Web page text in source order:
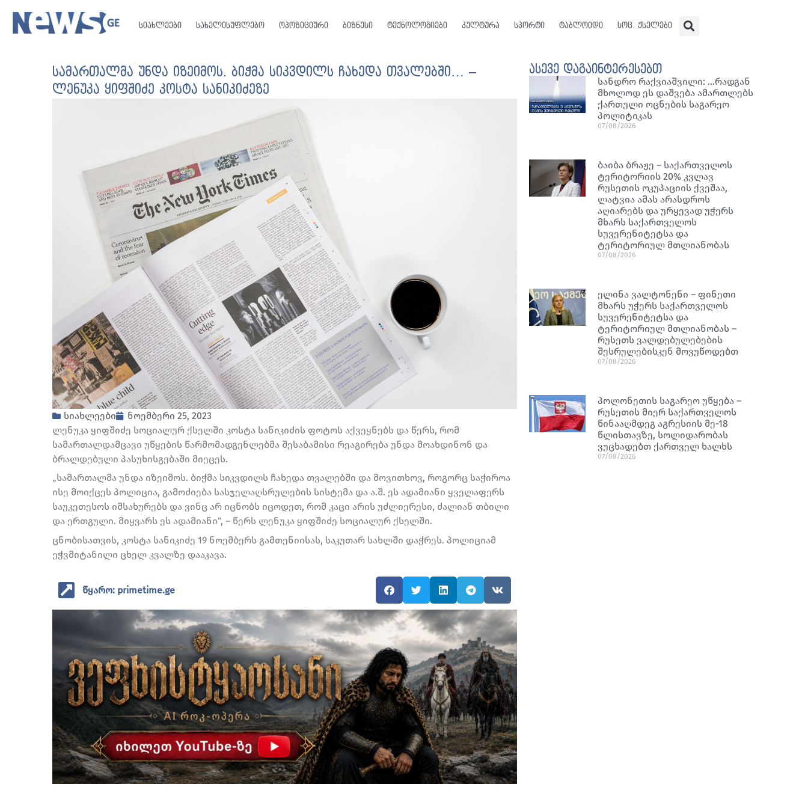
სიახლეები სახელისუფლებო ოპოზიციური ბიზნესი ტექნოლოგიები კულტურა სპორტი ტაბლოიდი სოც. ქსელები
სამართალმა უნდა იზეიმოს. ბიჭმა სიკვდილს ჩახედა თვალებში… –
ლენუკა ყიფშიძე კოსტა სანიკიძეზე
სიახლეები
ნოემბერი 25, 2023
ლენუკა ყიფშიძე სოციალურ ქსელში კოსტა სანიკიძის ფოტოს აქვეყნებს და წერს, რომ
სამართალდამცავი უწყების წარმომადგენლებმა შესაბამისი რეაგირება უნდა მოახდინონ და
ბრალდებული პასუხისგებაში მიეცეს.
„სამართალმა უნდა იზეიმოს. ბიჭმა სიკვდილს ჩახედა თვალებში და მოვითხოვ, როგორც საჭიროა
ისე მოიქცეს პოლიცია, გამოძიება სასჯელაღსრულების სისტემა და ა.შ. ეს ადამიანი ყველაფერს
საუკეთესოს იმსახურებს და ვინც არ იცნობს იცოდეთ, რომ კაცი არის უძლიერესი, ძალიან თბილი
და ერთგული. მიყვარს ეს ადამიანი“, – წერს ლენუკა ყიფშიძე სოციალურ ქსელში.
ცნობისათვის, კოსტა სანიკიძე 19 ნოემბერს გამთენიისას, საკუთარ სახლში დაჭრეს. პოლიციამ
ეჭვმიტანილი ცხელ კვალზე დააკავა.
წყარო: primetime.ge
ასევე დაგაინტერესებთ
სანდრო რაქვიაშვილი: …რადგან
მხოლოდ ეს დაშვება ამართლებს
ქართული ოცნების საგარეო
პოლიტიკას
07/08/2026
ბაიბა ბრაჟე – საქართველოს
ტერიტორიის 20% კვლავ
რუსეთის ოკუპაციის ქვეშაა,
ლატვია ამას არასდროს
აღიარებს და ურყევად უჭერს
მხარს საქართველოს
სუვერენიტეტსა და
ტერიტორიულ მთლიანობას
07/08/2026
ელინა ვალტონენი – ფინეთი
მხარს უჭერს საქართველოს
სუვერენიტეტსა და
ტერიტორიულ მთლიანობას –
რუსეთს ვალდებულებების
შესრულებისკენ მოვუწოდებთ
07/08/2026
პოლონეთის საგარეო უწყება –
რუსეთის მიერ საქართველოს
წინააღმდეგ აგრესიის მე-18
წლისთავზე, სოლიდარობას
ვუცხადებთ ქართველ ხალხს
07/08/2026